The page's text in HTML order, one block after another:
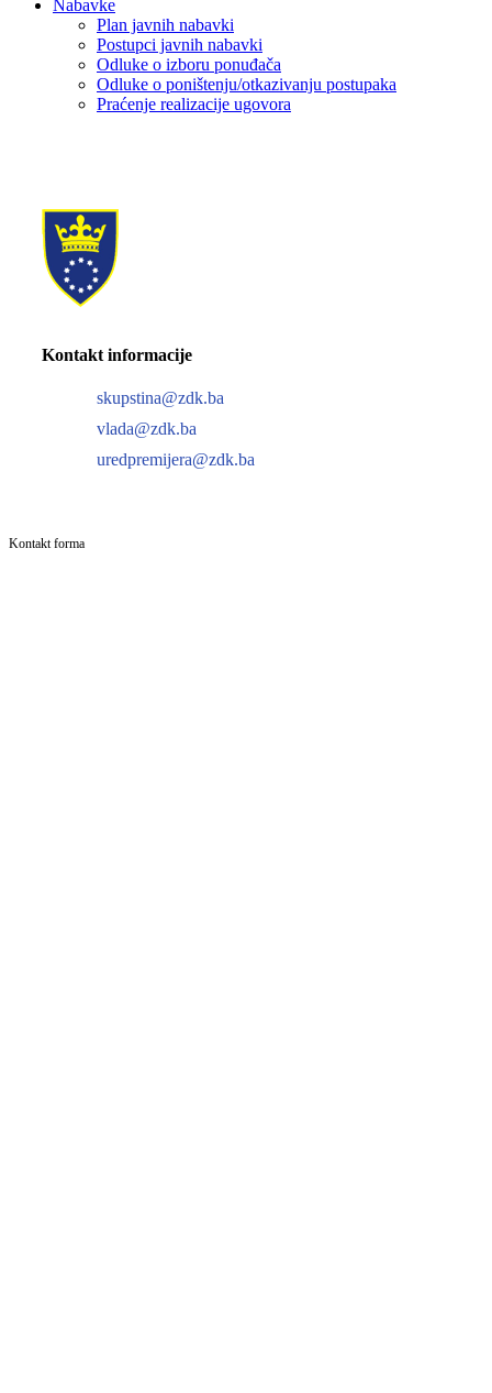
Nabavke
Plan javnih nabavki
Postupci javnih nabavki
Odluke o izboru ponuđača
Odluke o poništenju/otkazivanju postupaka
Praćenje realizacije ugovora
Kontakt informacije
skupstina@zdk.ba
vlada@zdk.ba
uredpremijera@zdk.ba
Kontakt forma